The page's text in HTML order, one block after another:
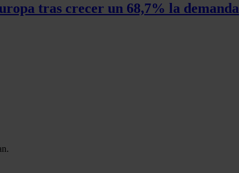
tras crecer un 68,7% la demanda